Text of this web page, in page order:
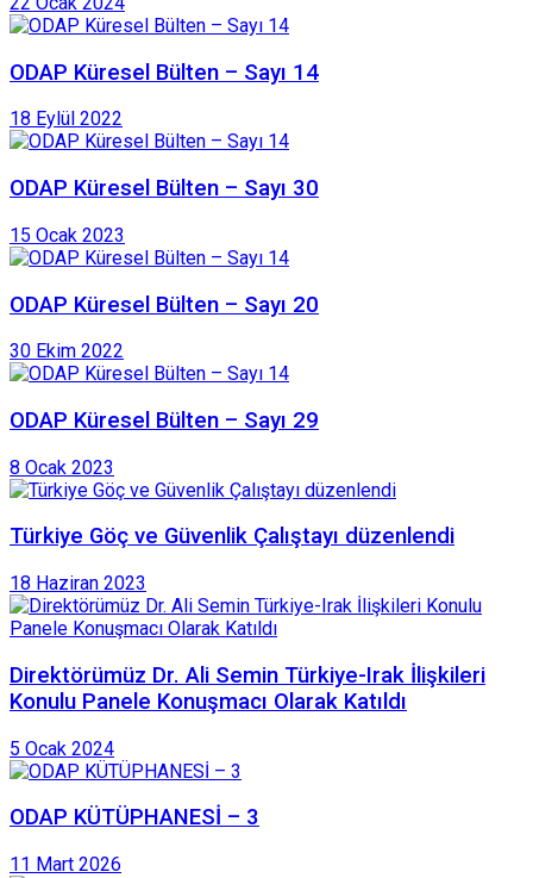
ODAP Küresel Bülten – Sayı 14
18 Eylül 2022
ODAP Küresel Bülten – Sayı 30
15 Ocak 2023
ODAP Küresel Bülten – Sayı 20
30 Ekim 2022
ODAP Küresel Bülten – Sayı 29
8 Ocak 2023
Türkiye Göç ve Güvenlik Çalıştayı düzenlendi
18 Haziran 2023
Direktörümüz Dr. Ali Semin Türkiye-Irak İlişkileri
Konulu Panele Konuşmacı Olarak Katıldı
5 Ocak 2024
ODAP KÜTÜPHANESİ – 3
11 Mart 2026